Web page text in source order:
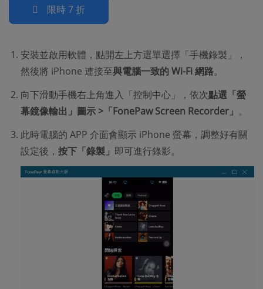
限時 7 折
安裝並啟用軟體，點開左上方選單選擇「手機錄製」，
然後將 iPhone 連接至與電腦一致的 Wi-Fi 網路。
向下滑動手機右上角進入「控制中心」，依次點選「螢
幕鏡像輸出」圖示 >「FonePaw Screen Recorder」 。
此時電腦的 APP 介面會顯示 iPhone 螢幕，調整好有關
設定後， 按下「錄製」 即可進行錄影。